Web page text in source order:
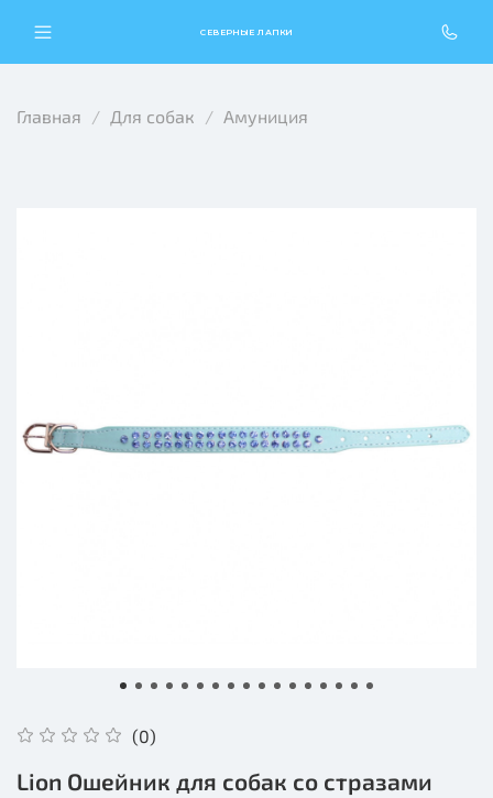
СЕВЕРНЫЕ ЛАПКИ
Главная Для собак Амуниция
(0)
Lion Ошейник для собак со стразами